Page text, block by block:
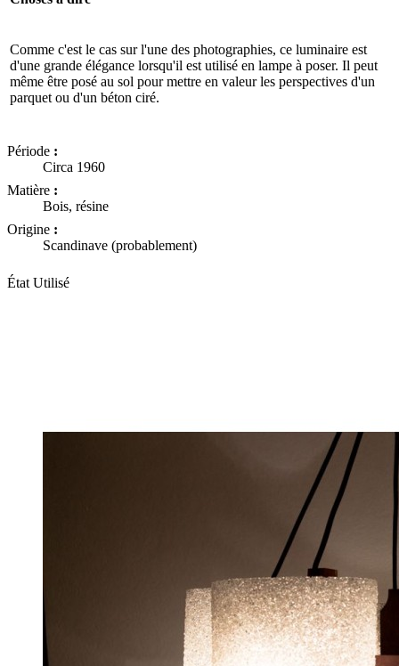
Comme c'est le cas sur l'une des photographies, ce luminaire est
d'une grande élégance lorsqu'il est utilisé en lampe à poser. Il peut
même être posé au sol pour mettre en valeur les perspectives d'un
parquet ou d'un béton ciré.
Période :
Circa 1960
Matière :
Bois, résine
Origine :
Scandinave (probablement)
État Utilisé